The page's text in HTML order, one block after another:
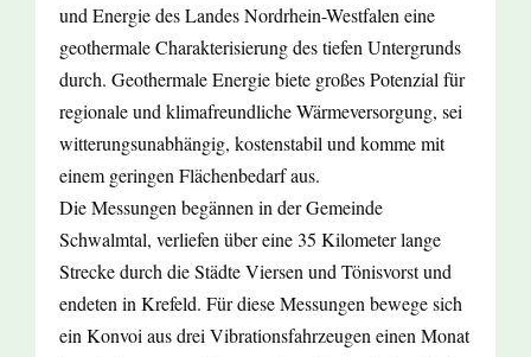
und Energie des Landes Nordrhein-Westfalen eine
geothermale Charakterisierung des tiefen Untergrunds
durch. Geothermale Energie biete großes Potenzial für
regionale und klimafreundliche Wärmeversorgung, sei
witterungsunabhängig, kostenstabil und komme mit
einem geringen Flächenbedarf aus.
Die Messungen begännen in der Gemeinde
Schwalmtal, verliefen über eine 35 Kilometer lange
Strecke durch die Städte Viersen und Tönisvorst und
endeten in Krefeld. Für diese Messungen bewege sich
ein Konvoi aus drei Vibrationsfahrzeugen einen Monat